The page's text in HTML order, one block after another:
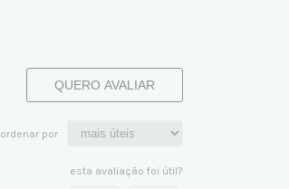
QUERO AVALIAR
ordenar por
esta avaliação foi útil?